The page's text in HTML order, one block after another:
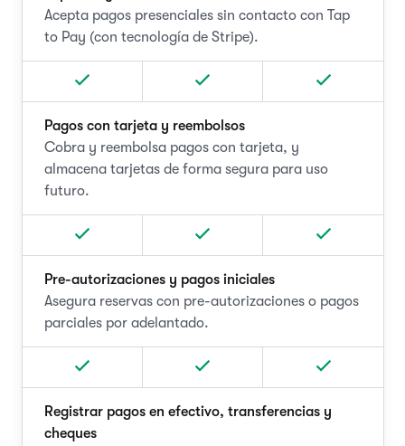
Acepta pagos presenciales sin contacto con Tap
to Pay (con tecnología de Stripe).
Pagos con tarjeta y reembolsos
Cobra y reembolsa pagos con tarjeta, y
almacena tarjetas de forma segura para uso
futuro.
Pre-autorizaciones y pagos iniciales
Asegura reservas con pre-autorizaciones o pagos
parciales por adelantado.
Registrar pagos en efectivo, transferencias y
cheques